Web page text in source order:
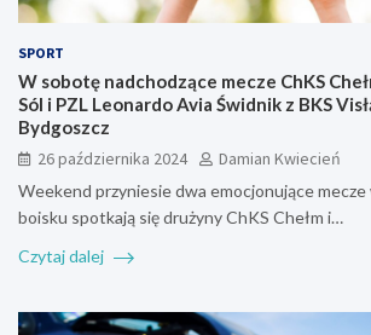
SPORT
W sobotę nadchodzące mecze ChKS
Sól i PZL Leonardo Avia Świdnik z BKS
Bydgoszcz
26 października 2024
Damian Kwiecień
Weekend przyniesie dwa emocjonujące mecze
boisku spotkają się drużyny ChKS Chełm i…
Czytaj dalej